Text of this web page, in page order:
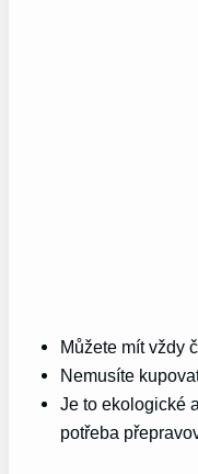
Můžete mít vždy
Nemusíte
Je to ekologické
potřeba